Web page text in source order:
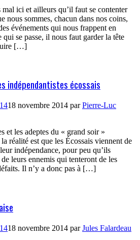
mal ici et ailleurs qu’il faut se contenter
nous sommes, chacun dans nos coins,
événements qui nous frappent en
se passe, il nous faut garder la tête
[…]
indépendantistes écossais
18 novembre 2014 parPierre-Luc
et les adeptes du « grand soir »
réalité est que les Écossais viennent de
indépendance, pour peu qu’ils
leurs ennemis qui tenteront de les
Il n’y a donc pas à […]
18 novembre 2014 parJules Falardeau